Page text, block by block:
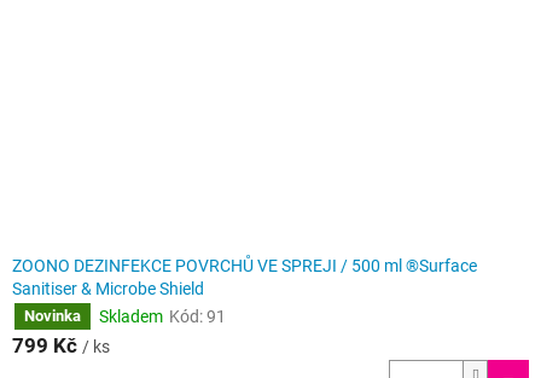
ZOONO DEZINFEKCE POVRCHŮ VE SPREJI / 500 ml ®Surface
Sanitiser & Microbe Shield
Novinka Skladem Kód:91
799 Kč / ks